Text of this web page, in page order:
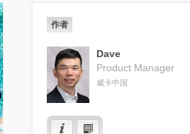
作者
Dave
Product Manager
威卡中国